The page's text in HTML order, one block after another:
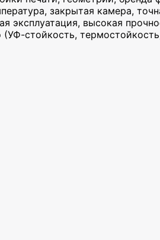
закрытая камера,
эксплуатация, высокая
стойкость,